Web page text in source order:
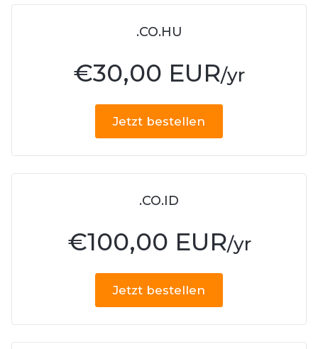
.CO.HU
€30,00 EUR/yr
Jetzt bestellen
.CO.ID
€100,00 EUR/yr
Jetzt bestellen